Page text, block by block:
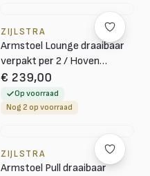
ZIJLSTRA
Armstoel Lounge draaibaar
verpakt per 2 / Hoven
taupe-bruin
€ 239,00
Op voorraad
Nog 2 op voorraad
ZIJLSTRA
Armstoel Pull draaibaar